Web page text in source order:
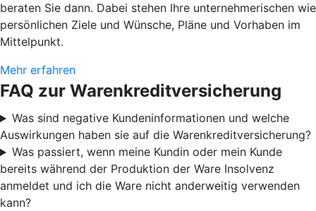
beraten Sie dann. Dabei stehen Ihre unternehmerischen wie
persönlichen Ziele und Wünsche, Pläne und Vorhaben im
Mittelpunkt.
Mehr erfahren
FAQ zur Warenkreditversicherung
Was sind negative Kundeninformationen und welche
Auswirkungen haben sie auf die Warenkreditversicherung?
Was passiert, wenn meine Kundin oder mein Kunde
bereits während der Produktion der Ware Insolvenz
anmeldet und ich die Ware nicht anderweitig verwenden
kann?